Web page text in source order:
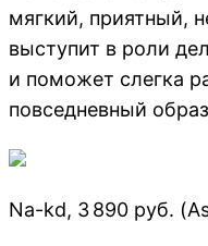
мягкий, приятный,
выступит в роли
и поможет слегка
повседневный
Na-kd, 3 890 руб.